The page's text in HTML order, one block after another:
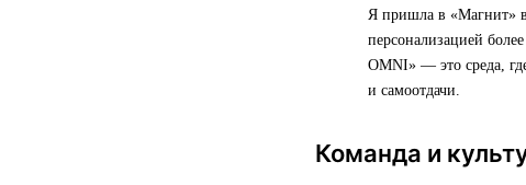
Я пришла в «Магнит» в
персонализацией
OMNI» — это среда,
и самоотдачи.
Команда и